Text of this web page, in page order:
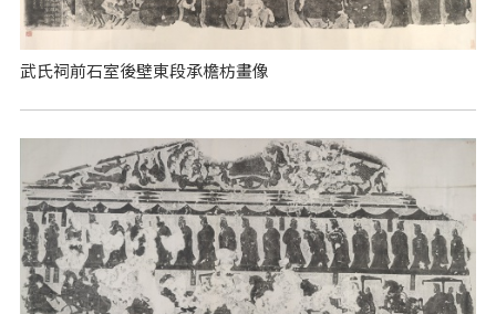
武氏祠前石室後壁東段承檐枋畫像